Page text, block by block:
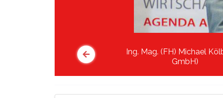
Ing. Mag. (FH) Michael
GmbH)